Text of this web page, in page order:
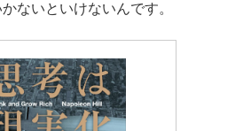
ないといけないんです。